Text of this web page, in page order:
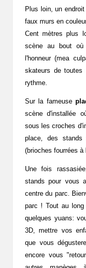
Plus loin, un
faux murs en
Cent mètres plus
scène au bout où
l'honneur (mea
skateurs de toutes
rythme.
Sur la fameuse
scène d'installée
sous les croches
place, des stands
(brioches fourrées
Une fois
stands pour vous
centre du parc.
parc ! Tout au
quelques yuans:
3D, mettre vos
que vous
encore vous